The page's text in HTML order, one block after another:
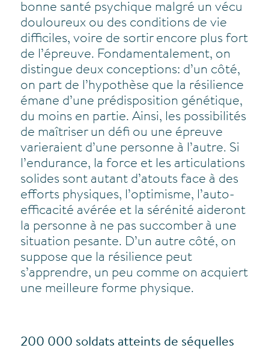
bonne santé psychique malgré un vécu
douloureux ou des conditions de vie
difficiles, voire de sortir encore plus fort
de l’épreuve. Fondamentalement, on
distingue deux conceptions: d’un côté,
on part de l’hypothèse que la résilience
émane d’une prédisposition génétique,
du moins en partie. Ainsi, les possibilités
de maîtriser un défi ou une épreuve
varieraient d’une personne à l’autre. Si
l’endurance, la force et les articulations
solides sont autant d’atouts face à des
efforts physiques, l’optimisme, l’auto-
efficacité avérée et la sérénité aideront
la personne à ne pas succomber à une
situation pesante. D’un autre côté, on
suppose que la résilience peut
s’apprendre, un peu comme on acquiert
une meilleure forme physique.
200 000 soldats atteints de séquelles